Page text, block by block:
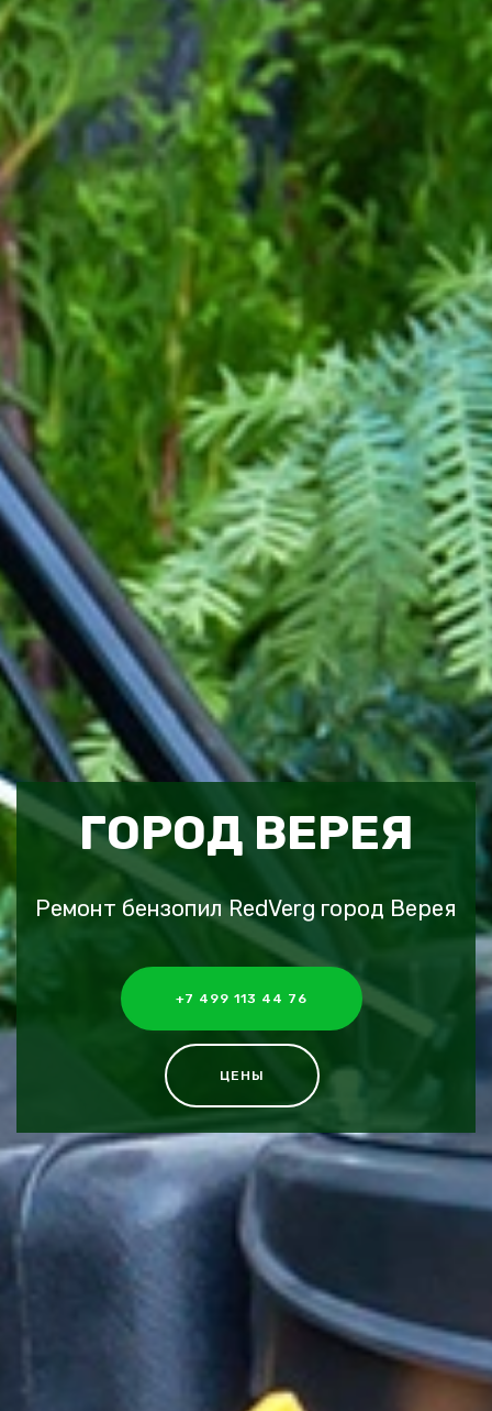
ГОРОД ВЕРЕЯ
Ремонт бензопил RedVerg город Верея
+7 499 113 44 76
ЦЕНЫ